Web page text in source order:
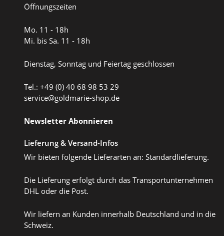
Öffnungszeiten
Mo. 11 - 18h
Mi. bis Sa. 11 - 18h
Dienstag, Sonntag und Feiertag geschlossen
Tel.: +49 (0) 40 68 98 53 29
service@goldmarie-shop.de
Newsletter Abonnieren
Lieferung & Versand-Infos
Wir bieten folgende Lieferarten an: Standardlieferung.
Die Lieferung erfolgt durch das Transportunternehmen
DHL oder die Post.
Wir liefern an Kunden innerhalb Deutschland und in die
Schweiz.